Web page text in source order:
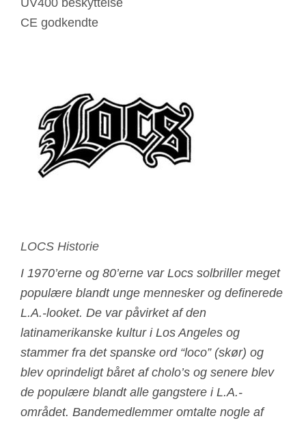
CE godkendte
LOCS Historie
I 1970’erne og 80’erne var Locs solbriller meget
populære blandt unge mennesker og definerede
L.A.-looket. De var påvirket af den
latinamerikanske kultur i Los Angeles og
stammer fra det spanske ord “loco” (skør) og
blev oprindeligt båret af cholo’s og senere blev
de populære blandt alle gangstere i L.A.-
området. Bandemedlemmer omtalte nogle af